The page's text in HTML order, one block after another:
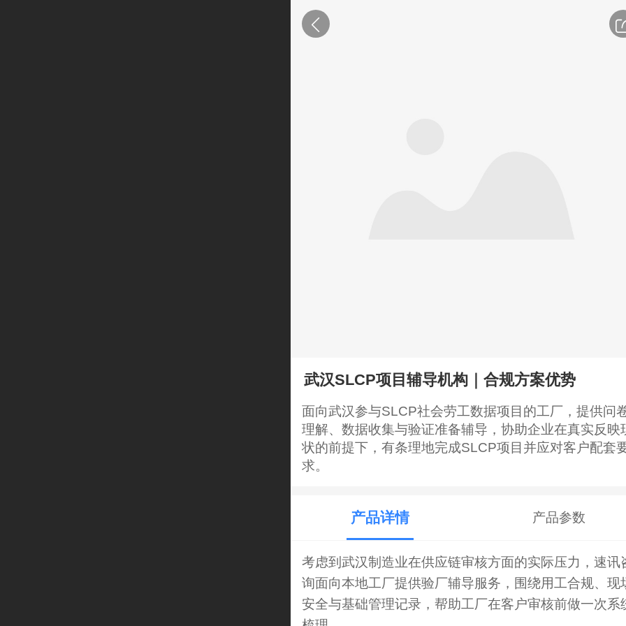
武汉SLCP项目辅导机构｜合规方案优势
面向武汉参与SLCP社会劳工数据项目的工厂，提供问
理解、数据收集与验证准备辅导，协助企业在真实反映
状的前提下，有条理地完成SLCP项目并应对客户配套
求。
产品详情 产品参数
考虑到武汉制造业在供应链审核方面的实际压力，速讯
询面向本地工厂提供验厂辅导服务，围绕用工合规、现
安全与基础管理记录，帮助工厂在客户审核前做一次系